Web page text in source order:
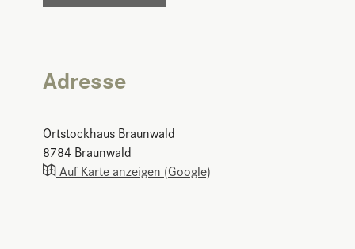
Adresse
Ortstockhaus Braunwald
8784 Braunwald
Auf Karte anzeigen (Google)